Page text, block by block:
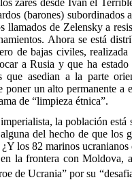
(barones)
llamados de Zelensky a
Ahora se está
de bajas civiles,
a Rusia y que ha
que asedian a la parte
poner un alto permanente a
de “limpieza étnica”.
la población está
del hecho de que los
los 82 marinos
la frontera con Moldova,
de Ucrania” por su